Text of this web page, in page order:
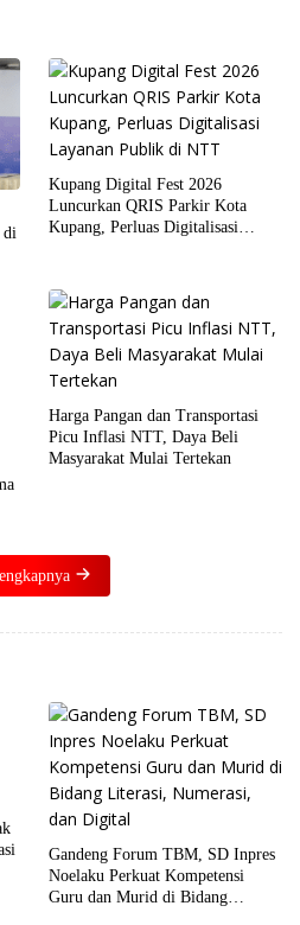
di
Kupang Digital Fest 2026
Luncurkan QRIS Parkir Kota
Kupang, Perluas Digitalisasi
Harga Pangan dan Transportasi
Picu Inflasi NTT, Daya Beli
Masyarakat Mulai Tertekan
Gandeng Forum TBM, SD Inpres
Noelaku Perkuat Kompetensi
Guru dan Murid di Bidang